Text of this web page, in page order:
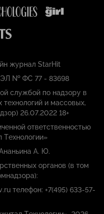
журнал StarHit
ЭЛ № ФС 77 - 83698
службой по надзору в
и массовых,
26.07.2022 18+
ответственностью
А. Ю.
органов (в том
телефон: +7(495) 633-57-